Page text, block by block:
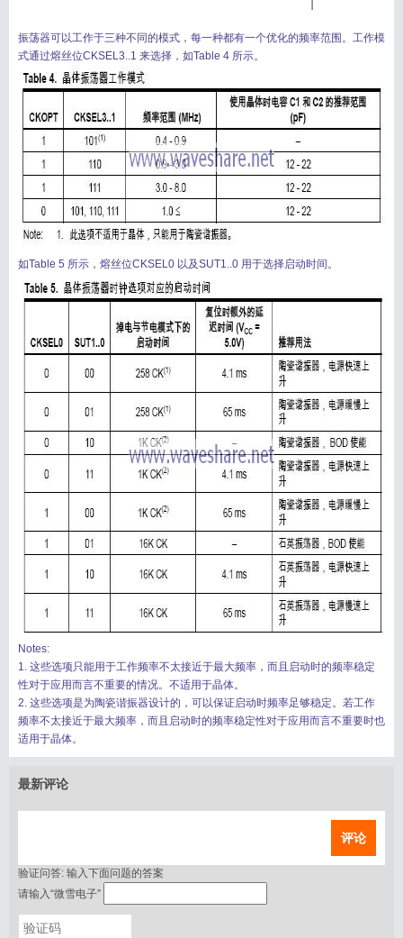
振荡器可以工作于三种不同的模式，每一种都有一个优化的频率范围。工作模
式通过熔丝位CKSEL3..1 来选择，如Table 4 所示。
如Table 5 所示，熔丝位CKSEL0 以及SUT1..0 用于选择启动时间。
Notes:
1. 这些选项只能用于工作频率不太接近于最大频率，而且启动时的频率稳定
性对于应用而言不重要的情况。不适用于晶体。
2. 这些选项是为陶瓷谐振器设计的，可以保证启动时频率足够稳定。若工作
频率不太接近于最大频率，而且启动时的频率稳定性对于应用而言不重要时也
适用于晶体。
最新评论
评论
验证问答: 输入下面问题的答案
请输入“微雪电子”